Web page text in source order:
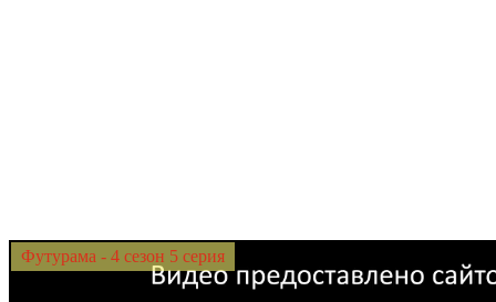
Футурама - 4 сезон 5 серия